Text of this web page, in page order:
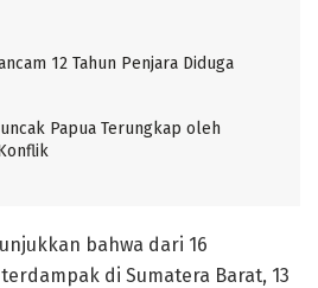
12 Tahun Penjara Diduga
Papua Terungkap oleh
bahwa dari 16
di Sumatera Barat, 13